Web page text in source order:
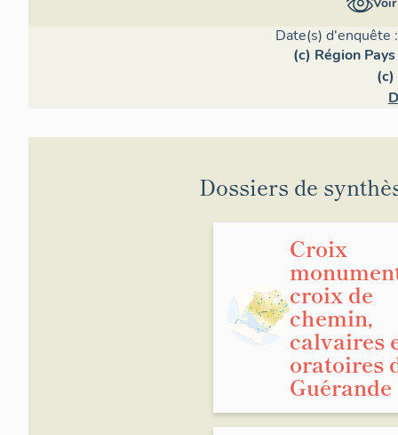
Date(s) d'enquête
(c) Région
Dossiers de
Croix
croix de
chemin,
calvaires
oratoires
Guérande